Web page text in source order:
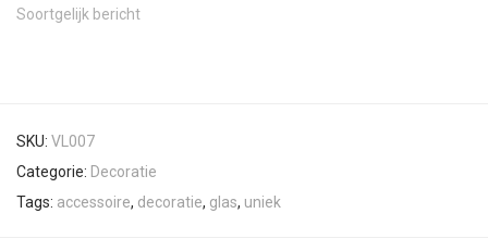
Soortgelijk bericht
SKU: VL007
Categorie: Decoratie
Tags: accessoire, decoratie, glas, uniek